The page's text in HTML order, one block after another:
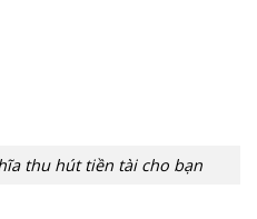
thu hút tiền tài cho bạn